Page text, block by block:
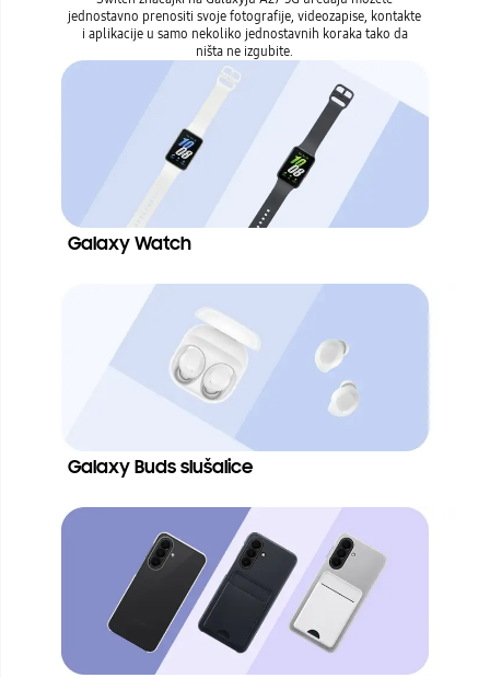
jednostavno prenositi svoje fotografije, videozapise, kontakte
i aplikacije u samo nekoliko jednostavnih koraka tako da
ništa ne izgubite.
Galaxy Watch
Galaxy Buds slušalice